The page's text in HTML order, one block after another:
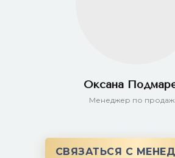
Менеджер по
Оксана
СВЯЗАТЬСЯ С